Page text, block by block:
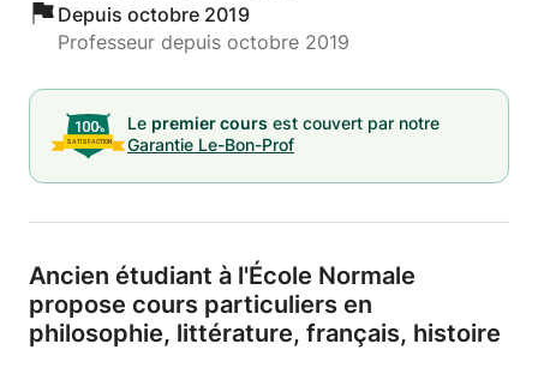
Depuis octobre 2019
Professeur depuis octobre 2019
Le premier cours est couvert par notre
Garantie Le-Bon-Prof
Ancien étudiant à l'École Normale
propose cours particuliers en
philosophie, littérature, français, histoire